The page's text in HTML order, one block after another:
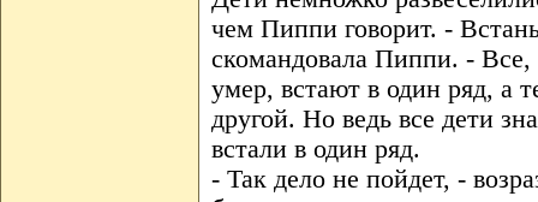
чем Пиппи говорит. -
скомандовала Пиппи. -
умер, встают в один ряд, а
другой. Но ведь все дети
встали в один ряд.
- Так дело не пойдет, -